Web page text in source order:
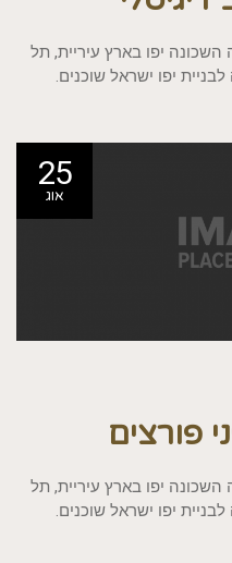
יפו בארץ עיריית, תל
יפו ישראל שוכנים.
25
אוג
פורצים
יפו בארץ עיריית, תל
יפו ישראל שוכנים.